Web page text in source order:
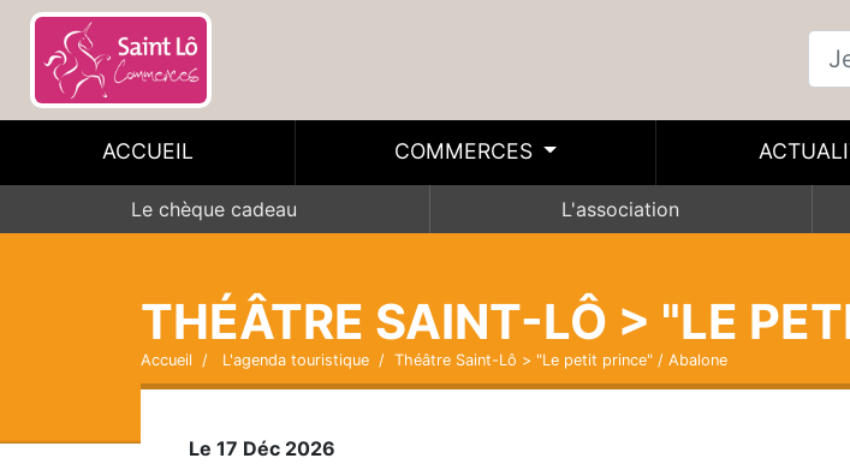
ACCUEIL COMMERCES
Le chèque cadeau L'association
THÉÂTRE SAINT-LÔ > "LE
Accueil L'agenda touristique Théâtre Saint-Lô > "Le petit prince" / Abalone
Le 17 Déc 2026